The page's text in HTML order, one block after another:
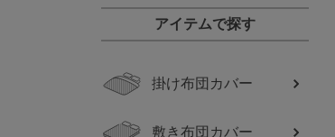
アイテムで探す
掛け布団カバー
敷き布団カバー